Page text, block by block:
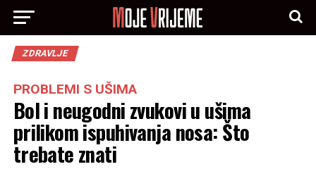
ZDRAVLJE
PROBLEMI S UŠIMA
Bol i neugodni zvukovi u ušima
prilikom ispuhivanja nosa: Što
trebate znati